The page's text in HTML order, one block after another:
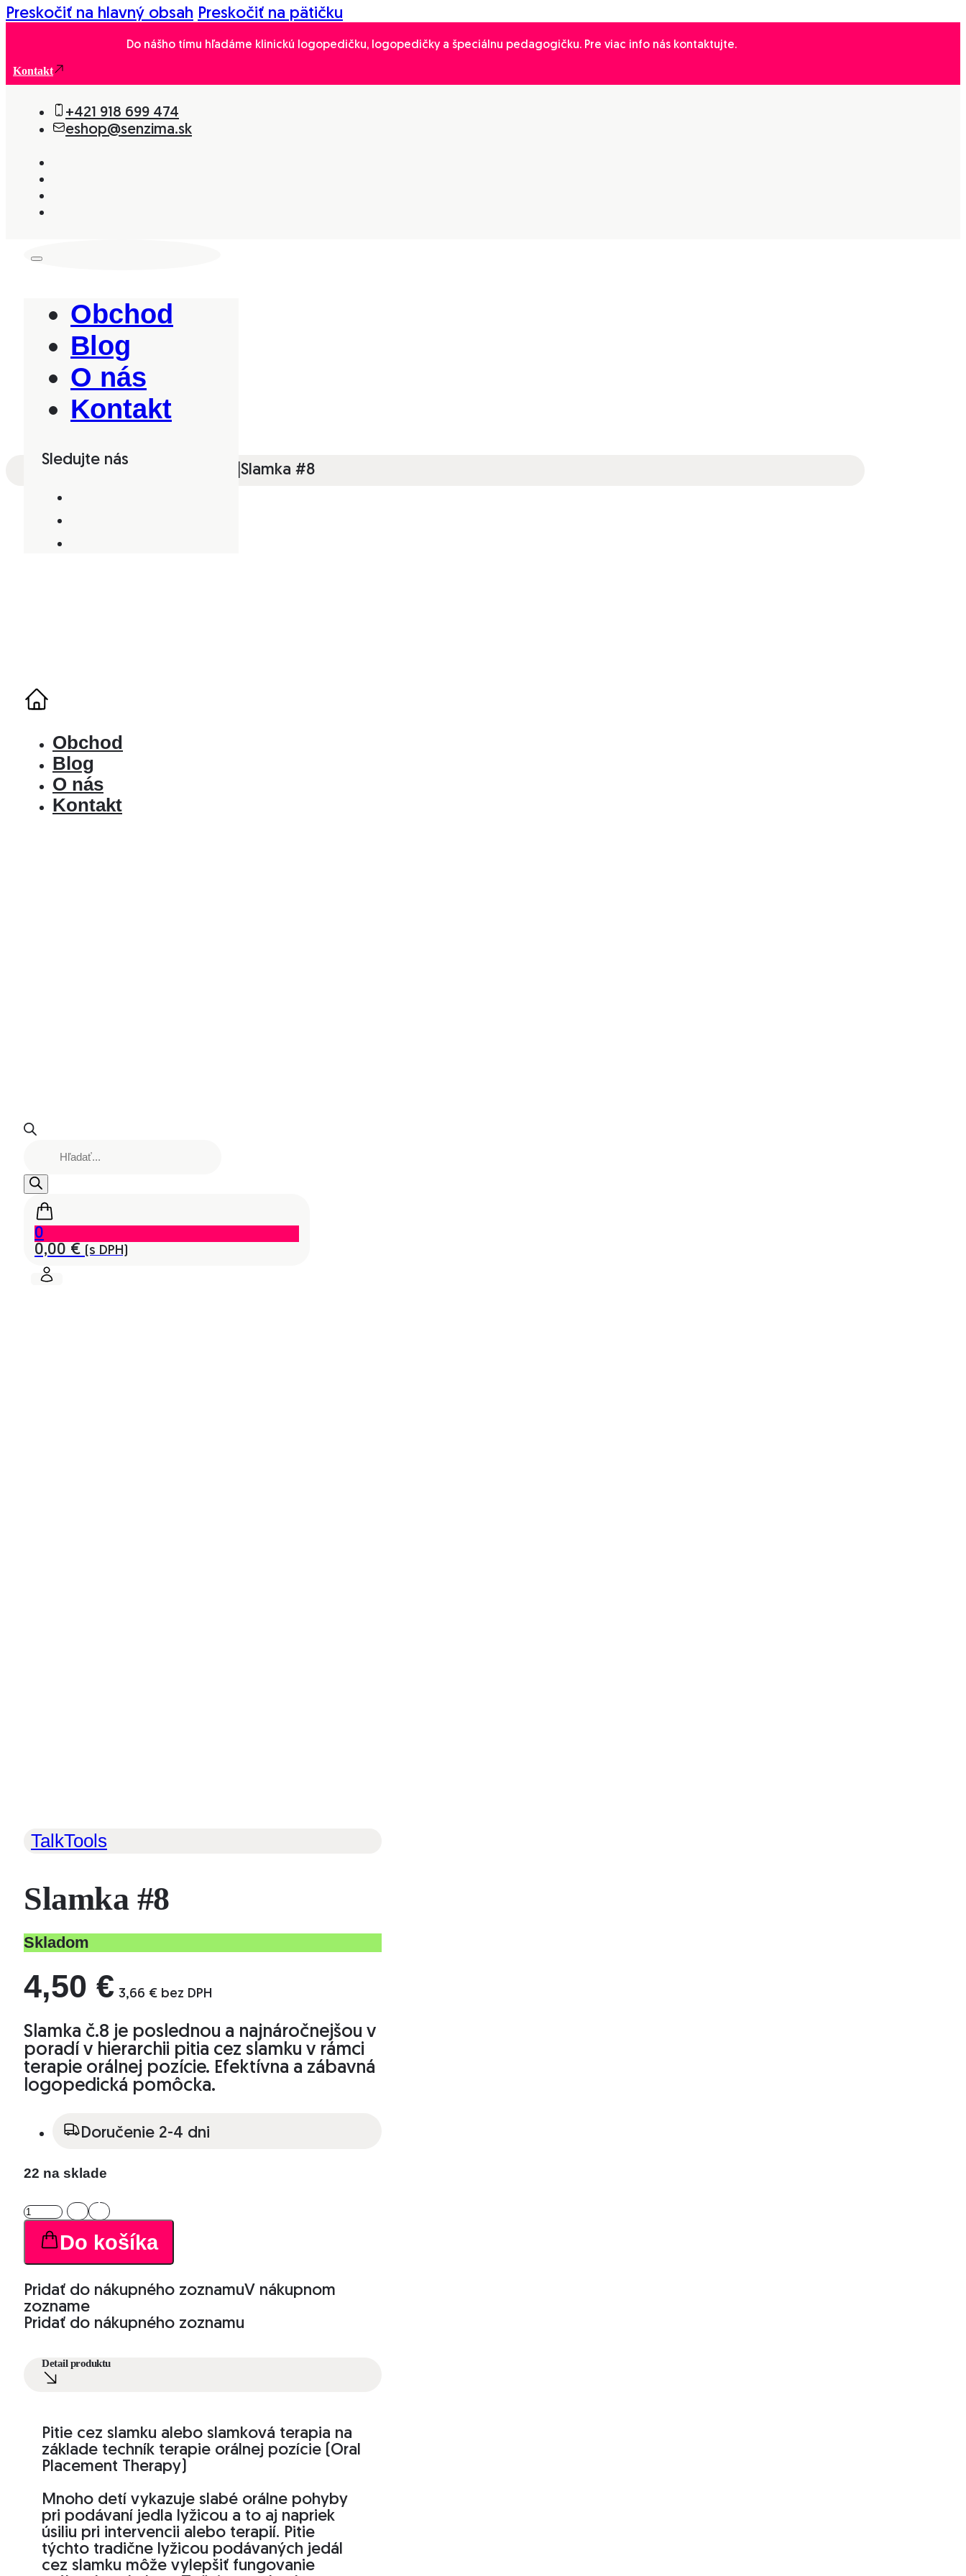
Preskočiť na hlavný obsah Preskočiť na pätičku
Do nášho tímu hľadáme klinickú logopedičku, logopedičky a špeciálnu pedagogičku. Pre viac info nás kontaktujte.
Kontakt
+421 918 699 474
eshop@senzima.sk
Obchod
Blog
O nás
Kontakt
Sledujte nás
Obchod
Blog
O nás
Kontakt
search
0
0,00 € (s DPH)
Obchod Slamka #8
TalkTools
Slamka #8
Skladom
4,50 € 3,66 € bez DPH
Slamka č.8 je poslednou a najnáročnejšou v
poradí v hierarchii pitia cez slamku v rámci
terapie orálnej pozície. Efektívna a zábavná
logopedická pomôcka.
Doručenie 2-4 dni
22 na sklade
množstvo
Slamka
#8
Do košíka
Pridať do nákupného zoznamuV nákupnom
zozname
Pridať do nákupného zoznamu
Detail produktu
Pitie cez slamku alebo slamková terapia na
základe techník terapie orálnej pozície (Oral
Placement Therapy)
Mnoho detí vykazuje slabé orálne pohyby
pri podávaní jedla lyžicou a to aj napriek
úsiliu pri intervencii alebo terapií. Pitie
týchto tradične lyžicou podávaných jedál
cez slamku môže vylepšiť fungovanie